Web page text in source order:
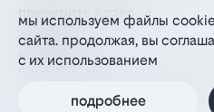
проверить адрес
для дома
информация
действующий на основании агентского
политика персональных данных
мы используем файлы
сайта. продолжая, вы
с их использованием
подробнее